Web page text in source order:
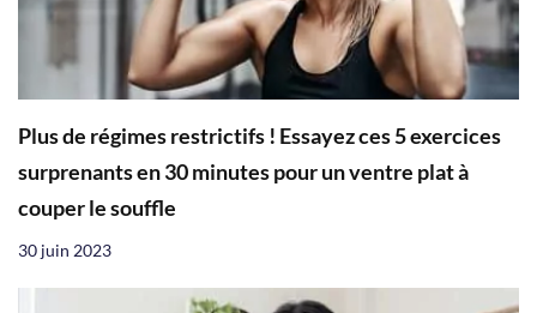
Plus de régimes restrictifs ! Essayez ces 5 exercices
surprenants en 30 minutes pour un ventre plat à
couper le souffle
30 juin 2023